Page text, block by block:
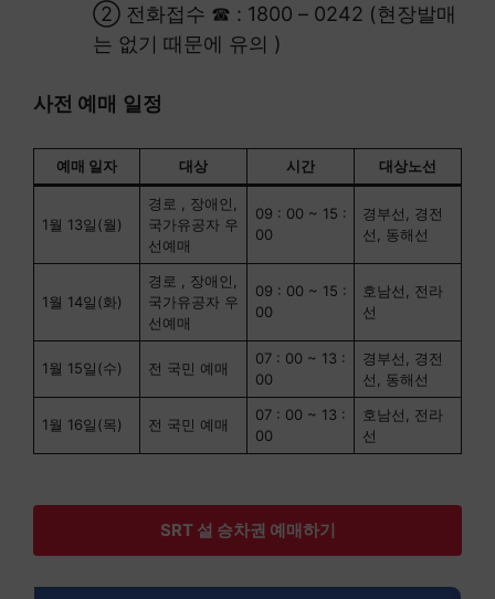
② 전화접수 ☎ : 1800 – 0242 (현장발매
는 없기 때문에 유의 )
사전 예매 일정
예매 일자 대상 시간 대상노선
1월 13일(월)
경로 , 장애인,
국가유공자 우
선예매
09 : 00 ~ 15 :
00
경부선, 경전
선, 동해선
1월 14일(화)
경로 , 장애인,
국가유공자 우
선예매
09 : 00 ~ 15 :
00
호남선, 전라
선
1월 15일(수) 전 국민 예매
07 : 00 ~ 13 :
00
경부선, 경전
선, 동해선
1월 16일(목) 전 국민 예매
07 : 00 ~ 13 :
00
호남선, 전라
선
SRT 설 승차권 예매하기